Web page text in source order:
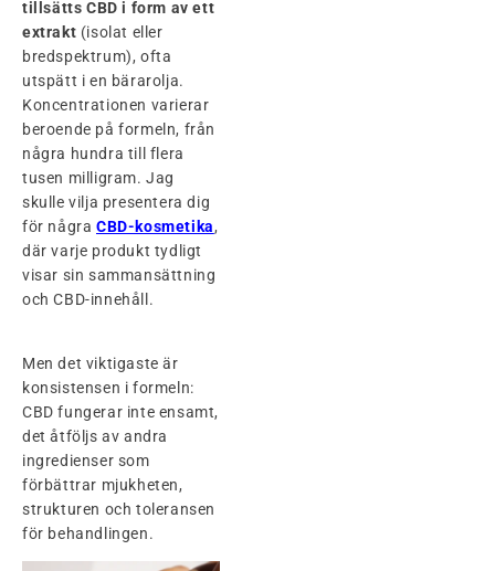
tillsätts CBD i form av ett
extrakt (isolat eller
bredspektrum), ofta
utspätt i en bärarolja.
Koncentrationen varierar
beroende på formeln, från
några hundra till flera
tusen milligram. Jag
skulle vilja presentera dig
för några CBD-kosmetika,
där varje produkt tydligt
visar sin sammansättning
och CBD-innehåll.
Men det viktigaste är
konsistensen i formeln:
CBD fungerar inte ensamt,
det åtföljs av andra
ingredienser som
förbättrar mjukheten,
strukturen och toleransen
för behandlingen.